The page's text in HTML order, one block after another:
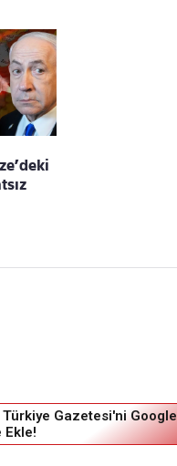
Türkiye Gazetesi'ni Google
Ekle!